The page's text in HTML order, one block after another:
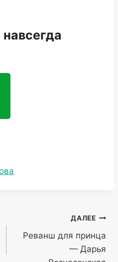
ДАЛЕЕ
Реванш для принца
— Дарья